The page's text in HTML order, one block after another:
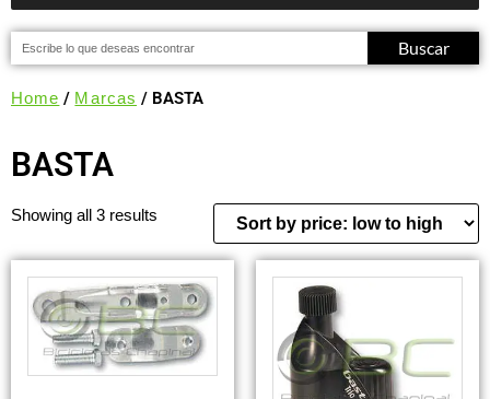
Buscar
Home / Marcas / BASTA
BASTA
Showing all 3 results